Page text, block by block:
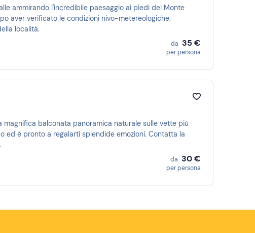
ammirando l'incredibile paesaggio ai piedi del Monte
aver verificato le condizioni nivo-metereologiche.
località.
da 35 €
per persona
magnifica balconata panoramica naturale sulle vette più
ed è pronto a regalarti splendide emozioni. Contatta la
da 30 €
per persona